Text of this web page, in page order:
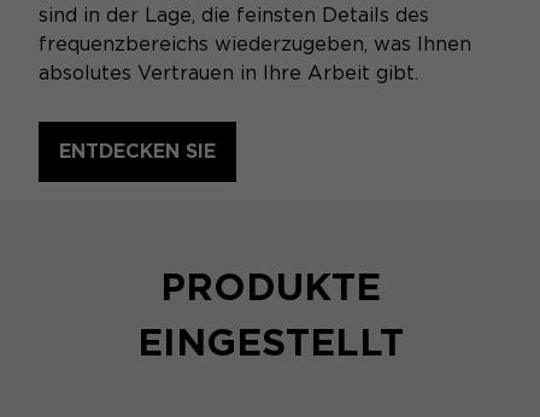
sind in der Lage, die feinsten Details des
frequenzbereichs wiederzugeben, was Ihnen
absolutes Vertrauen in Ihre Arbeit gibt.
ENTDECKEN SIE
PRODUKTE
EINGESTELLT